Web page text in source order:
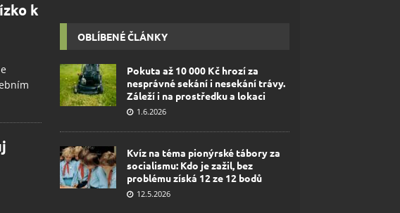
k
OBLÍBENÉ ČLÁNKY
Pokuta až 10 000 Kč hrozí za
nesprávné sekání i nesekání trávy.
Záleží i na prostředku a lokaci
1.6.2026
Kvíz na téma pionýrské tábory za
socialismu: Kdo je zažil, bez
problému získá 12 ze 12 bodů
12.5.2026